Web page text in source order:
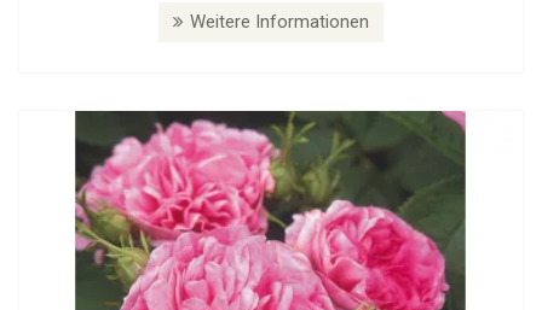
Weitere Informationen